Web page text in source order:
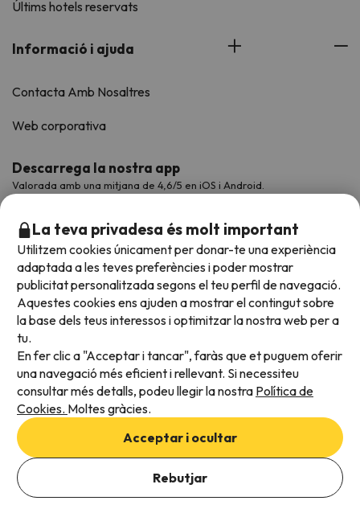
Afegeix les dates per comprovar la disponibilitat
Afegir dates
Últims hotels reservats
Informació i ajuda
Contacta Amb Nosaltres
Web corporativa
Descarrega la nostra app
Valorada amb una mitjana de 4,6/5 en iOS i Android.
Acceptem
Condicions generals
Privadesa de dades
Política de cookies
La teva privadesa és molt important
Utilitzem cookies únicament per donar-te una experiència
adaptada a les teves preferències i poder mostrar
publicitat personalitzada segons el teu perfil de navegació.
Aquestes cookies ens ajuden a mostrar el contingut sobre
la base dels teus interessos i optimitzar la nostra web per a
tu.
En fer clic a "Acceptar i tancar", faràs que et puguem oferir
una navegació més eficient i rellevant. Si necessiteu
consultar més detalls, podeu llegir la nostra Política de
Cookies. Moltes gràcies.
Acceptar i ocultar
Rebutjar